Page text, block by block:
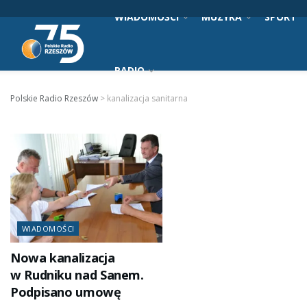
WIADOMOŚCI MUZYKA SPORT
RADIO
Polskie Radio Rzeszów > kanalizacja sanitarna
WIADOMOŚCI
Nowa kanalizacja
w Rudniku nad Sanem.
Podpisano umowę